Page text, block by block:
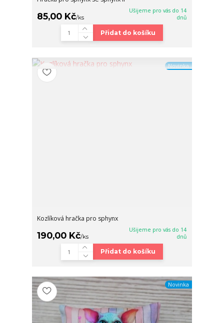
85,00 Kč/ks
Ušijeme pro vás do 14
dnů
Přidat do košíku
Novinka
Kozlíková hračka pro sphynx
190,00 Kč/ks
Ušijeme pro vás do 14
dnů
Přidat do košíku
Novinka